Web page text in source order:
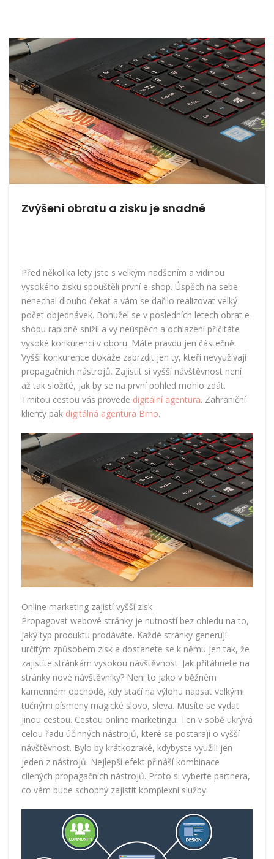
Zvýšení obratu a zisku je snadné
Před několika lety jste s velkým nadšením a vidinou
vysokého zisku spouštěli první e-shop. Úspěch na sebe
nenechal dlouho čekat a vám se dařilo realizovat velký
počet objednávek. Bohužel se v posledních letech obrat e-
shopu rapidně snížil a vy neúspěch a ochlazení přičítáte
vysoké konkurenci v oboru. Máte pravdu jen částečně.
Vyšší konkurence dokáže zabrzdit jen ty, kteří nevyužívají
propagačních nástrojů. Zajistit si vyšší návštěvnost není
až tak složité, jak by se na první pohled mohlo zdát.
Trnitou cestou vás provede digitální agentura. Zahraniční
klienty pak digitálná agentura Brno.
Online marketing zajistí vyšší zisk
Propagovat webové stránky je nutností bez ohledu na to,
jaký typ produktu prodáváte. Každé stránky generují
určitým způsobem zisk a dostanete se k němu jen tak, že
zajistíte stránkám vysokou návštěvnost. Jak přitáhnete na
stránky nové návštěvníky? Není to jako v běžném
kamenném obchodě, kdy stačí na výlohu napsat velkými
tučnými písmeny magické slovo, sleva. Musíte se vydat
jinou cestou. Cestou online marketingu. Ten v sobě ukrývá
celou řadu účinných nástrojů, které se postarají o vyšší
návštěvnost. Bylo by krátkozraké, kdybyste využili jen
jeden z nástrojů. Nejlepší efekt přináší kombinace
cílených propagačních nástrojů. Proto si vyberte partnera,
co vám bude schopný zajistit komplexní služby.